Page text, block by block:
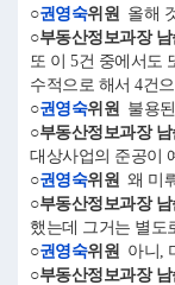
○권영숙위원 올해
○부동산정보과장 남
또 이 5건 중에서도
수적으로 해서 4건
○권영숙위원 불용
○부동산정보과장 남
대상사업의 준공이
○권영숙위원 왜 미
○부동산정보과장 남
했는데 그거는 별도
○권영숙위원 아니,
○부동산정보과장 남